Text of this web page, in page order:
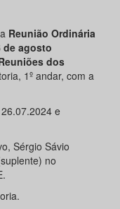
Reunião Ordinária
de agosto
dos
1º andar, com a
e
Sérgio Sávio
no